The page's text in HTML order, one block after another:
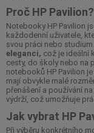
Proč HP Pavilion?
Notebooky HP Pavilion
každodenní uživatele,
svou práci nebo studium.
eleganci, což je ideální
cesty, do školy nebo na
notebooků HP Pavilion
mají obvykle malé
přenášení a používání
výdrží, což umožňuje
Jak vybrat HP
Při výběru konkrétního